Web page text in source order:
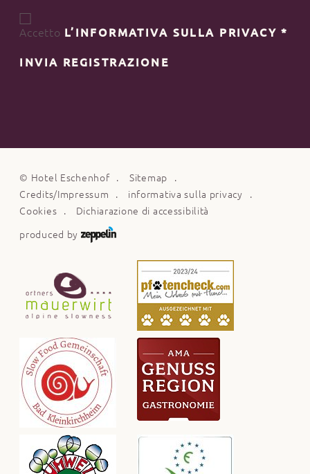
Accetto L’INFORMATIVA SULLA PRIVACY*
INVIA REGISTRAZIONE
© Hotel Eschenhof
Sitemap
Credits/Impressum
informativa sulla privacy
Cookies
Dichiarazione di accessibilità
produced by